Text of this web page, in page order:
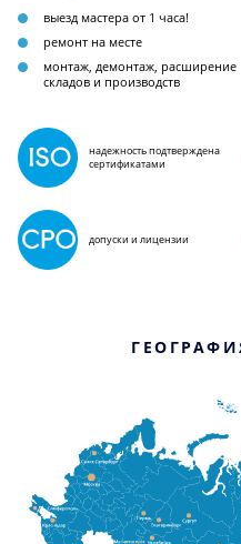
выезд мастера от 1 часа!
ремонт на месте
монтаж, демонтаж, расширение
складов и производств
надежность подтверждена
сертификатами
допуски и лицензии